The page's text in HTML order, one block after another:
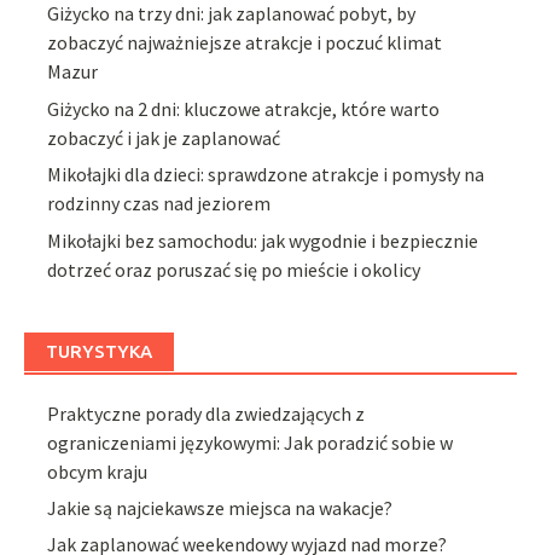
Giżycko na trzy dni: jak zaplanować pobyt, by
zobaczyć najważniejsze atrakcje i poczuć klimat
Mazur
Giżycko na 2 dni: kluczowe atrakcje, które warto
zobaczyć i jak je zaplanować
Mikołajki dla dzieci: sprawdzone atrakcje i pomysły na
rodzinny czas nad jeziorem
Mikołajki bez samochodu: jak wygodnie i bezpiecznie
dotrzeć oraz poruszać się po mieście i okolicy
TURYSTYKA
Praktyczne porady dla zwiedzających z
ograniczeniami językowymi: Jak poradzić sobie w
obcym kraju
Jakie są najciekawsze miejsca na wakacje?
Jak zaplanować weekendowy wyjazd nad morze?